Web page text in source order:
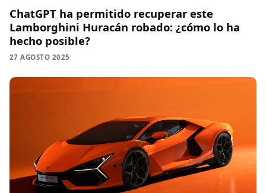
ChatGPT ha permitido recuperar este
Lamborghini Huracán robado: ¿cómo lo ha
hecho posible?
27 AGOSTO 2025